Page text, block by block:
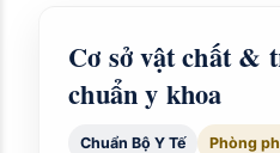
Cơ sở vật chất &
chuẩn y khoa
Chuẩn Bộ Y Tế Phòng